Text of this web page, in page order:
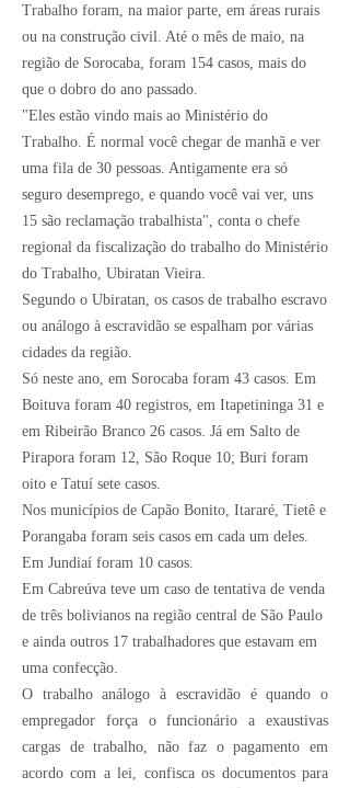
Trabalho foram, na maior parte, em áreas rurais
ou na construção civil. Até o mês de maio, na
região de Sorocaba, foram 154 casos, mais do
que o dobro do ano passado.
"Eles estão vindo mais ao Ministério do
Trabalho. É normal você chegar de manhã e ver
uma fila de 30 pessoas. Antigamente era só
seguro desemprego, e quando você vai ver, uns
15 são reclamação trabalhista", conta o chefe
regional da fiscalização do trabalho do Ministério
do Trabalho, Ubiratan Vieira.
Segundo o Ubiratan, os casos de trabalho escravo
ou análogo à escravidão se espalham por várias
cidades da região.
Só neste ano, em Sorocaba foram 43 casos. Em
Boituva foram 40 registros, em Itapetininga 31 e
em Ribeirão Branco 26 casos. Já em Salto de
Pirapora foram 12, São Roque 10; Buri foram
oito e Tatuí sete casos.
Nos municípios de Capão Bonito, Itararé, Tietê e
Porangaba foram seis casos em cada um deles.
Em Jundiaí foram 10 casos.
Em Cabreúva teve um caso de tentativa de venda
de três bolivianos na região central de São Paulo
e ainda outros 17 trabalhadores que estavam em
uma confecção.
O trabalho análogo à escravidão é quando o
empregador força o funcionário a exaustivas
cargas de trabalho, não faz o pagamento em
acordo com a lei, confisca os documentos para